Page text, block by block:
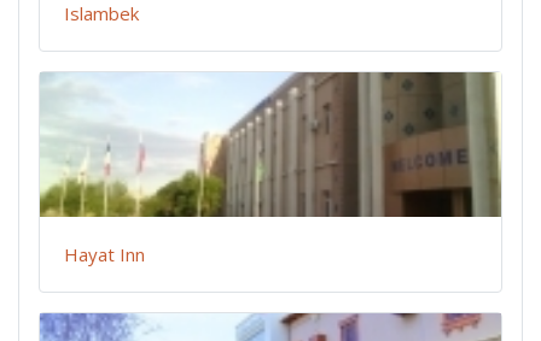
Islambek
Hayat Inn